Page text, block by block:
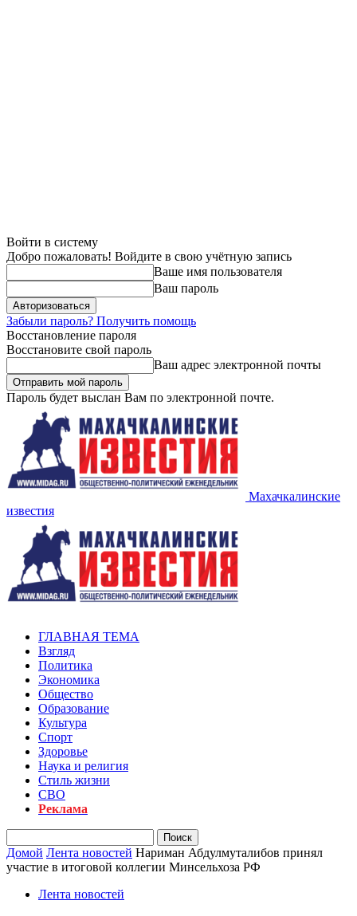
Войти в систему
Добро пожаловать! Войдите в свою учётную запись
Ваше имя пользователя
Ваш пароль
Забыли пароль? Получить помощь
Восстановление пароля
Восстановите свой пароль
Ваш адрес электронной почты
Пароль будет выслан Вам по электронной почте.
Махачкалинские
известия
ГЛАВНАЯ ТЕМА
Взгляд
Политика
Экономика
Общество
Образование
Культура
Спорт
Здоровье
Наука и религия
Стиль жизни
СВО
Реклама
Домой Лента новостей Нариман Абдулмуталибов принял
участие в итоговой коллегии Минсельхоза РФ
Лента новостей